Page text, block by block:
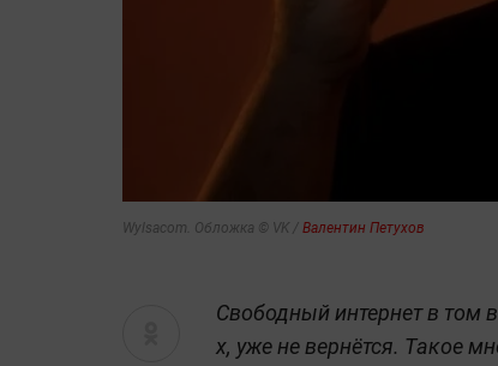
Wylsacom. Обложка © VK / Валентин Петухов
Свободный интернет в том
х, уже не вернётся. Такое